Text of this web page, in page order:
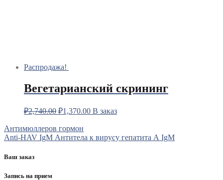
Распродажа!
Вегетарианский скрининг
₽2,740.00 ₽1,370.00 В заказ
Навигация
по
записям
Антимюллеров гормон
Anti-HAV IgM Антитела к вирусу гепатита А IgM
Ваш заказ
Запись на прием